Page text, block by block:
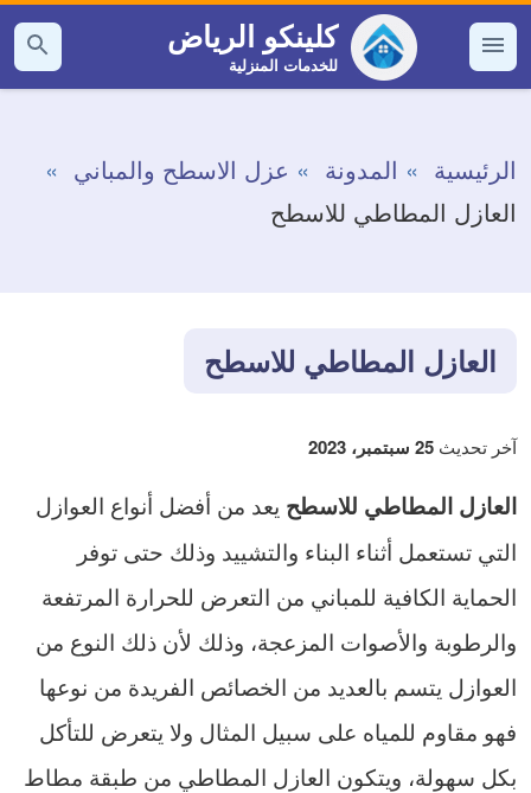
التجاوز
إلى القائمة
كلينكو الرياض
للخدمات المنزلية
بحث
عن
الرئيسية المدونة
عزل الاسطح والمباني
العازل المطاطي للاسطح
العازل المطاطي للاسطح
آخر تحديث 25 سبتمبر، 2023
العازل المطاطي للاسطح يعد من أفضل أنواع العوازل
التي تستعمل أثناء البناء والتشييد وذلك حتى توفر
الحماية الكافية للمباني من التعرض للحرارة المرتفعة
والرطوبة والأصوات المزعجة، وذلك لأن ذلك النوع من
العوازل يتسم بالعديد من الخصائص الفريدة من نوعها
فهو مقاوم للمياه على سبيل المثال ولا يتعرض للتأكل
بكل سهولة، ويتكون العازل المطاطي من طبقة مطاط